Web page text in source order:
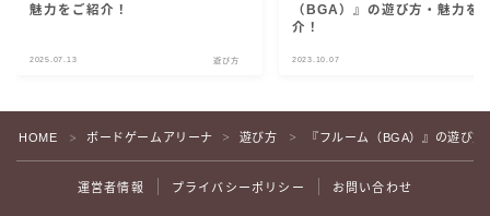
魅力をご紹介！
2025.07.13 遊び方
（BGA）』の遊び方・魅力を
介！
2023.10.07
HOME ＞ ボードゲームアリーナ ＞ 遊び方 ＞ 『フルーム（BGA）』の遊び
運営者情報 プライバシーポリシー お問い合わせ